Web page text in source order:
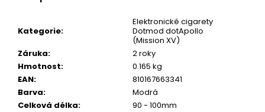
Kategorie:
Elektronické cigarety
Dotmod dotApollo
(Mission XV)
Záruka:
2 roky
Hmotnost:
0.165 kg
EAN:
810167663341
Barva:
Modrá
Celková délka:
90 - 100mm
ELF
E-
LIQUID
BLUEBERRY
10ML